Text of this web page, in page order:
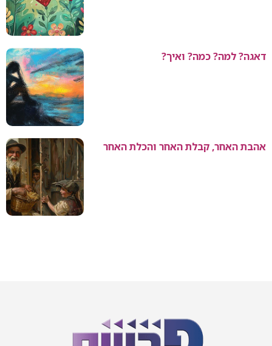
דאגה? למה? כמה? ואיך?
אהבת האחר, קבלת האחר והכלת האחר